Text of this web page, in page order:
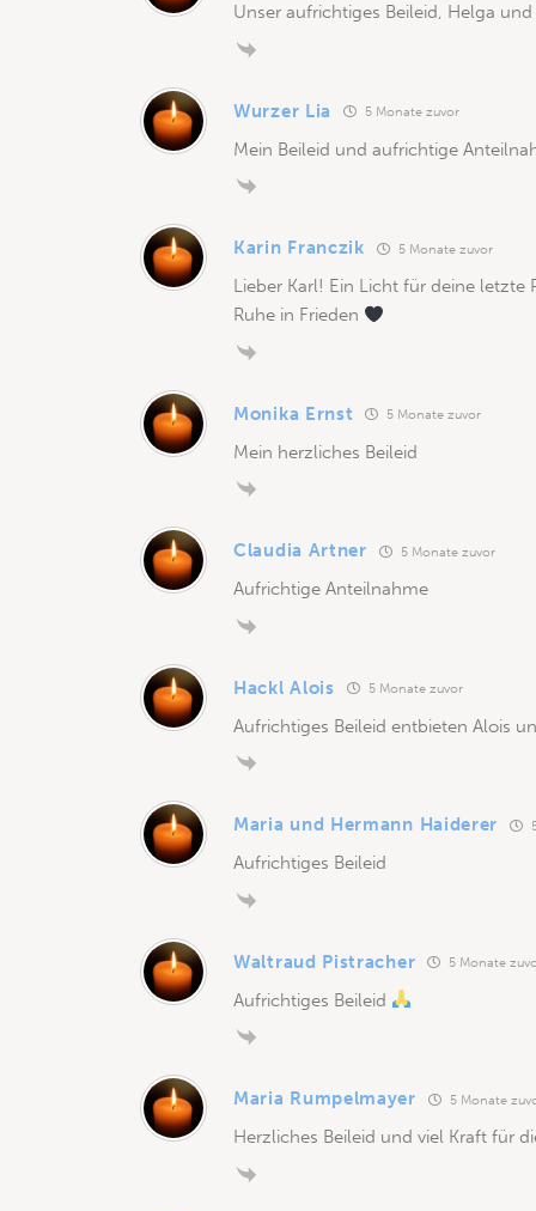
Unser aufrichtiges Beileid, Helga
Wurzer Lia 5 Monate zuvor
Mein Beileid und aufrichtige
Karin Franczik 5 Monate zuvor
Lieber Karl! Ein Licht für deine letzte
Ruhe in Frieden
Monika Ernst 5 Monate zuvor
Mein herzliches Beileid
Claudia Artner 5 Monate zuvor
Aufrichtige Anteilnahme
Hackl Alois 5 Monate zuvor
Aufrichtiges Beileid entbieten Alois
Maria und Hermann Haiderer
Aufrichtiges Beileid
Waltraud Pistracher 5 Monate
Aufrichtiges Beileid
Maria Rumpelmayer 5 Monate
Herzliches Beileid und viel Kraft für